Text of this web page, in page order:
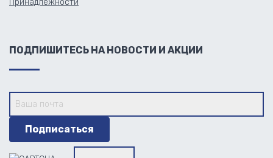
Принадлежности
ПОДПИШИТЕСЬ НА НОВОСТИ И АКЦИИ